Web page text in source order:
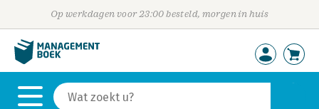
Op werkdagen voor 23:00 besteld, morgen in huis